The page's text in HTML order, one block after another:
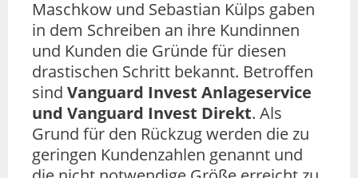
Maschkow und Sebastian Külps gaben
in dem Schreiben an ihre Kundinnen
und Kunden die Gründe für diesen
drastischen Schritt bekannt. Betroffen
sind Vanguard Invest Anlageservice
und Vanguard Invest Direkt. Als
Grund für den Rückzug werden die zu
geringen Kundenzahlen genannt und